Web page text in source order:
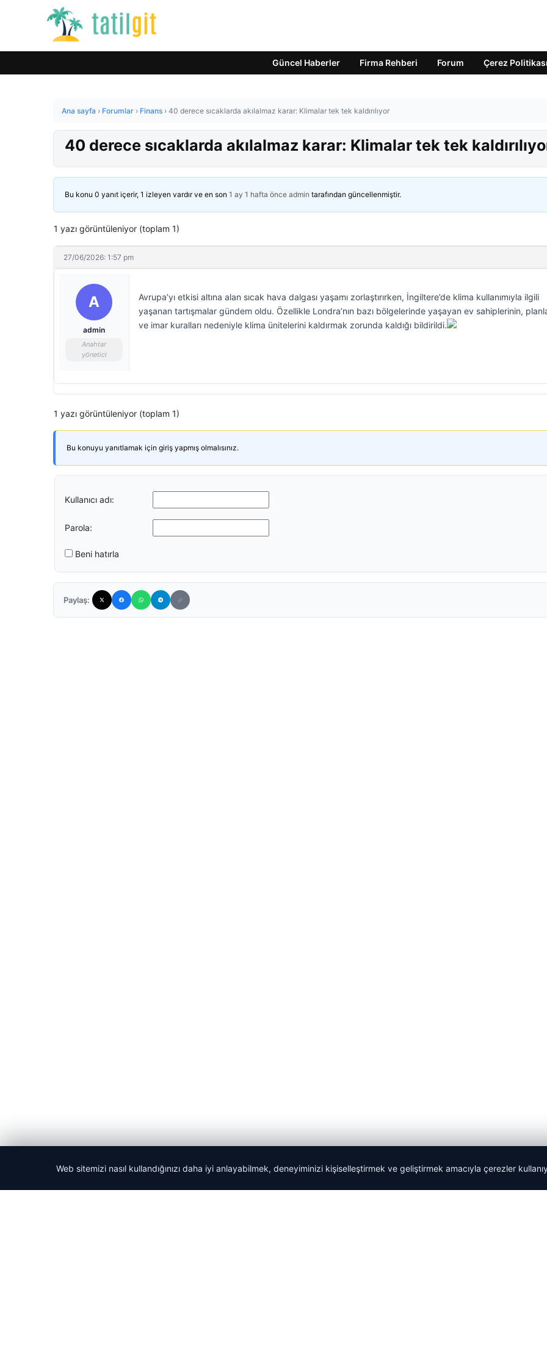
Güncel Haberler Firma Rehberi Forum Çerez Politikası
Ana sayfa › Forumlar › Finans › 40 derece sıcaklarda akılalmaz karar: Klimalar tek tek kaldırılıyor
40 derece sıcaklarda akılalmaz karar: Klimalar tek tek
Bu konu 0 yanıt içerir, 1 izleyen vardır ve en son 1 ay 1 hafta önce admin tarafından güncellenmiştir.
1 yazı görüntüleniyor (toplam 1)
27/06/2026: 1:57 pm
A
admin
Anahtar
yönetici
Avrupa’yı etkisi altına alan sıcak hava dalgası yaşamı zorlaştırırken, İngiltere’de klima kullanımıyla ilgili
yaşanan tartışmalar gündem oldu. Özellikle Londra’nın bazı bölgelerinde yaşayan ev sahiplerinin,
ve imar kuralları nedeniyle klima ünitelerini kaldırmak zorunda kaldığı bildirildi.
1 yazı görüntüleniyor (toplam 1)
Bu konuyu yanıtlamak için giriş yapmış olmalısınız.
Kullanıcı adı:
Parola:
Beni hatırla
Paylaş:
Web sitemizi nasıl kullandığınızı daha iyi anlayabilmek, deneyiminizi kişiselleştirmek ve geliştirmek amacıyla çerezler